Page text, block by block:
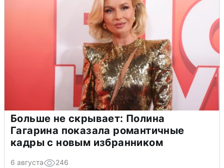
Больше не скрывает: Полина
Гагарина показала романтичные
кадры с новым избранником
6 августа 246